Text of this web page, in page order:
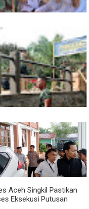
Tanamkan Nilai
dan Cinta Tanah Air
Siswa SMP
0118 Kebut Tahap Akhir
Garuda, Pengecoran
Jembatan Terus
Aceh Singkil Pastikan
Eksekusi Putusan